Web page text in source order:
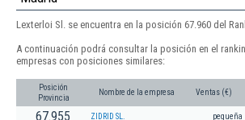
Lexterloi Sl. se encuentra en la posición 67.960 del
A continuación podrá consultar la posición en el
empresas con posiciones similares:
Posición
Provincia
Nombre de la empresa Ventas (€)
67.955 ZIDRID SL. pequeña